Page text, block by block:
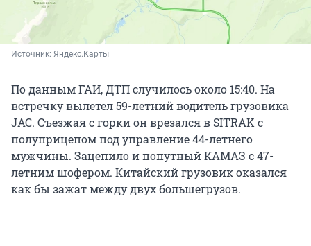
Источник: Яндекс.Карты
По данным ГАИ, ДТП случилось около 15:40. На
встречку вылетел 59-летний водитель грузовика
JAC. Съезжая с горки он врезался в SITRAK с
полуприцепом под управление 44-летнего
мужчины. Зацепило и попутный КАМАЗ с 47-
летним шофером. Китайский грузовик оказался
как бы зажат между двух большегрузов.